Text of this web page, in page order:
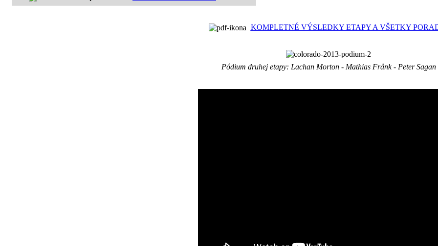
KOMPLETNÉ VÝSLEDKY ETAPY A VŠETKY
Pódium druhej etapy: Lachan Morton - Mathias Fränk - Peter Sagan